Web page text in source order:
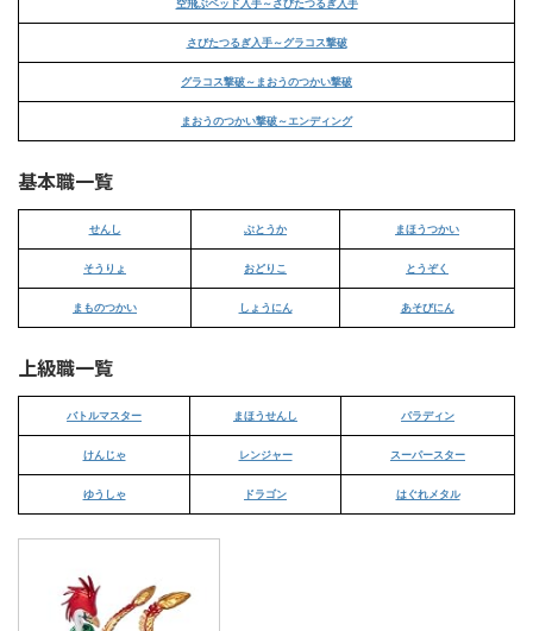
さびたつるぎ入手～グラコス撃破
グラコス撃破～まおうのつかい撃破
まおうのつかい撃破～エンディング
基本職一覧
せんし ぶとうか まほうつかい
そうりょ おどりこ とうぞく
まものつかい しょうにん あそびにん
上級職一覧
バトルマスター まほうせんし パラディン
けんじゃ レンジャー スーパースター
ゆうしゃ ドラゴン はぐれメタル